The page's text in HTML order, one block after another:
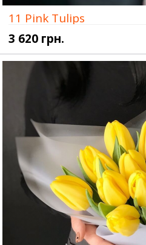
11 Pink Tulips
3 620 грн.